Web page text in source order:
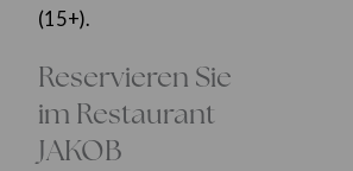
(15+).
Reservieren Sie
im Restaurant
JAKOB